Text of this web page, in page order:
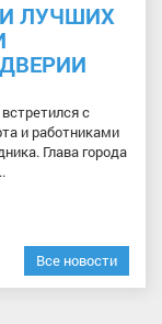
ЛУЧШИХ
с
и работниками
Глава города
Все новости